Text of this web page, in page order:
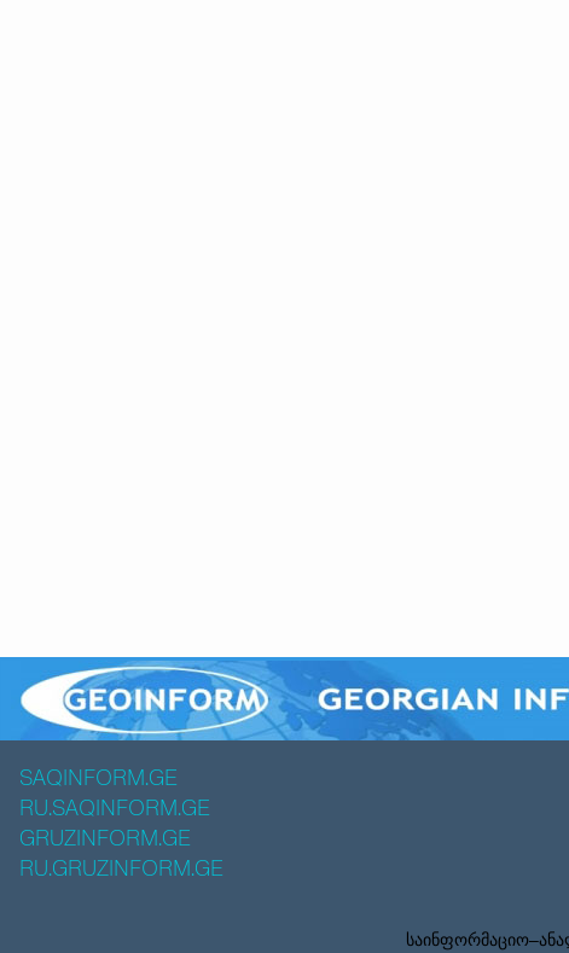
SAQINFORM.GE
RU.SAQINFORM.GE
GRUZINFORM.GE
RU.GRUZINFORM.GE